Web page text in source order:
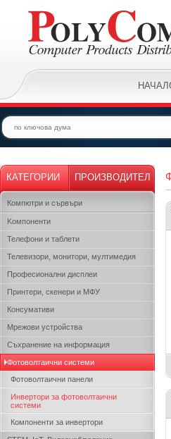
КАТЕГОРИИ ПРОИЗВОДИТЕЛ
Компютри и сървъри
Kомпоненти
Телефони и таблети
Телевизори, монитори, мултимедия
Професионални дисплеи
Принтери, скенери и МФУ
Консумативи
Мрежови устройства
Съхранение на информация
Фотоволтаични системи
Фотоволтаични панели
Инвертори за фотоволтаични
системи
Компоненти за инвертори